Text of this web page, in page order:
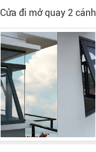
Cửa đi mở quay 2 cánh